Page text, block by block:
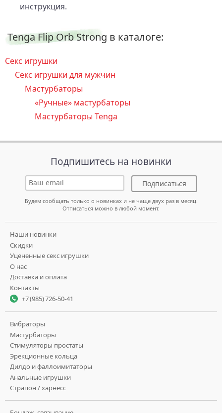
инструкция.
Tenga Flip Orb Strong в каталоге:
Секс игрушки
Секс игрушки для мужчин
Мастурбаторы
«Ручные» мастурбаторы
Мастурбаторы Tenga
Подпишитесь на новинки
Подписаться
Будем сообщать только о новинках и не чаще двух раз в месяц.
Отписаться можно в любой момент.
Наши новинки
Скидки
Уцененные секс игрушки
О нас
Доставка и оплата
Контакты
+7 (985) 726-50-41
Вибраторы
Мастурбаторы
Стимуляторы простаты
Эрекционные кольца
Дилдо и фаллоимитаторы
Анальные игрушки
Страпон / харнесс